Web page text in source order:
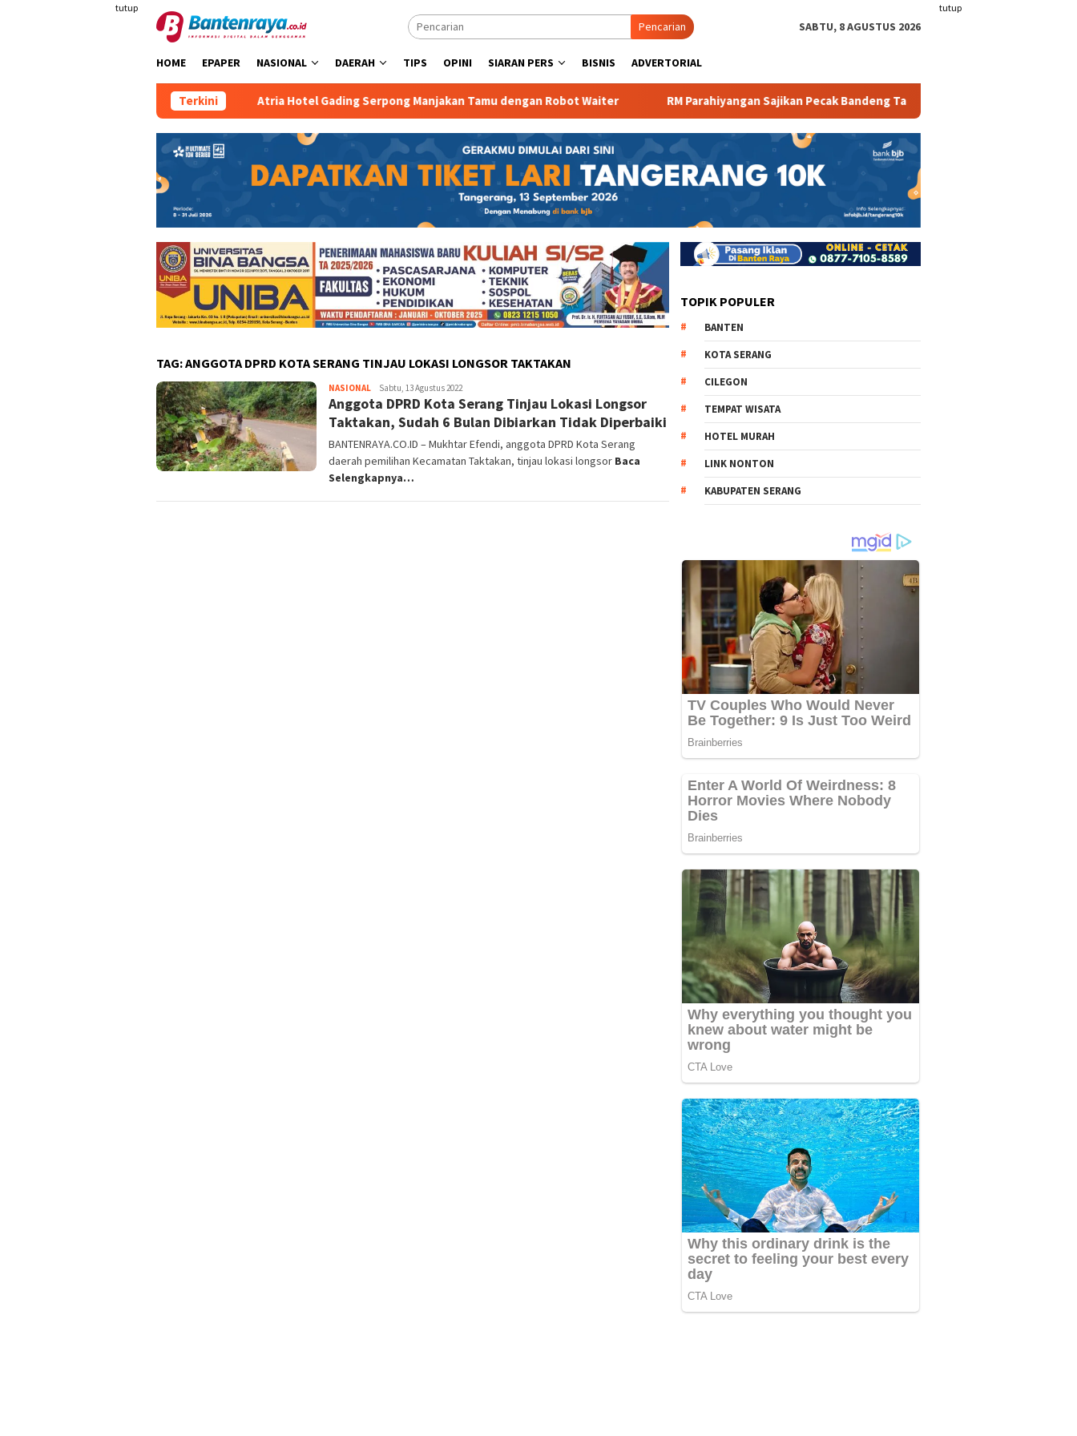
tutup tutup
Pencarian SABTU, 8 AGUSTUS 2026
HOME EPAPER NASIONAL DAERAH TIPS OPINI SIARAN PERS BISNIS ADVERTORIAL
TerkiniAtria Hotel Gading Serpong Manjakan Tamu dengan Robot Waiter RM Parahiyangan Sajikan Pecak Bandeng Tanpa Duri
TAG:ANGGOTA DPRD KOTA SERANG TINJAU LOKASI LONGSOR TAKTAKAN
NASIONAL Muhamad
Tohir
Sabtu, 13 Agustus 2022
Anggota DPRD Kota Serang Tinjau Lokasi Longsor
Taktakan, Sudah 6 Bulan Dibiarkan Tidak Diperbaiki
BANTENRAYA.CO.ID – Mukhtar Efendi, anggota DPRD Kota Serang
daerah pemilihan Kecamatan Taktakan, tinjau lokasi longsor Baca
Selengkapnya…
TOPIK POPULER
BANTEN
KOTA SERANG
CILEGON
TEMPAT WISATA
HOTEL MURAH
LINK NONTON
KABUPATEN SERANG